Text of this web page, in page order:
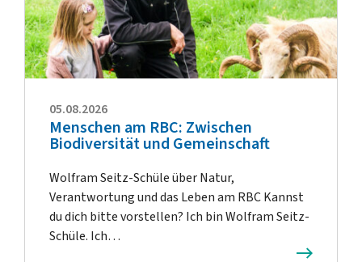
05.08.2026
Menschen am RBC: Zwischen
Biodiversität und Gemeinschaft
Wolfram Seitz-Schüle über Natur,
Verantwortung und das Leben am RBC Kannst
du dich bitte vorstellen? Ich bin Wolfram Seitz-
Schüle. Ich…